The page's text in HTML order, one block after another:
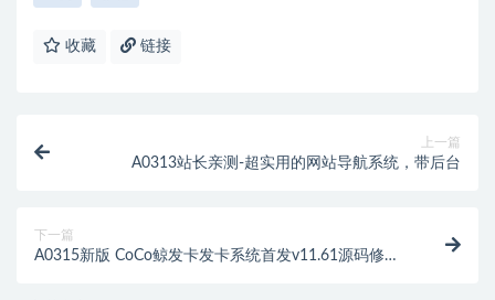
收藏 链接
上一篇
A0313站长亲测-超实用的网站导航系统，带后台
下一篇
A0315新版 CoCo鲸发卡发卡系统首发v11.61源码修复